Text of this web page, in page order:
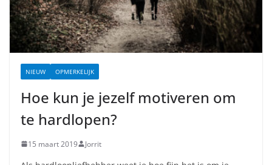
NIEUW OPMERKELIJK
Hoe kun je jezelf motiveren om
te hardlopen?
15 maart 2019 Jorrit